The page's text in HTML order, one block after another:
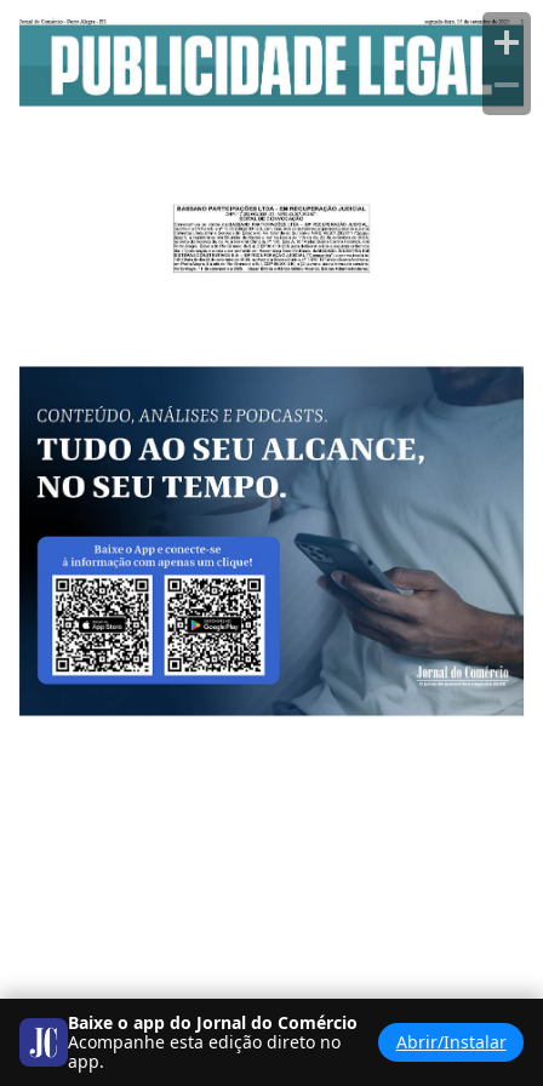
Baixe o app do Jornal do Comércio
Acompanhe esta edição direto no
app.
Abrir/Instalar